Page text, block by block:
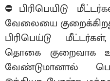
⛔️பிரிபெயிடு
வேலையை
பிரிபெய்டு
தொகை குறைவாக
வேண்டுமானால்